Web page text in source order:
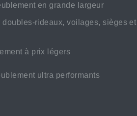
en grande largeur
doubles-rideaux, voilages, sièges et
à prix légers
ultra performants